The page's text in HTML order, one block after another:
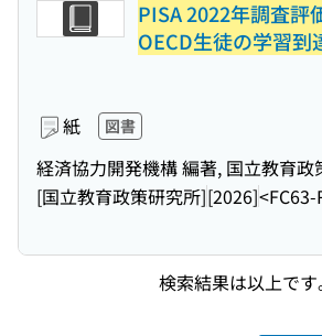
PISA 2022年調査評
OECD生徒の学習到
紙 図書
経済協力開発機構 編著, 国立教育政
[国立教育政策研究所][2026]<FC63-
検索結果は以上です